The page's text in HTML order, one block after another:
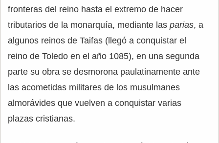
fronteras del reino hasta el extremo de hacer
tributarios de la monarquía, mediante las parias, a
algunos reinos de Taifas (llegó a conquistar el
reino de Toledo en el año 1085), en una segunda
parte su obra se desmorona paulatinamente ante
las acometidas militares de los musulmanes
almorávides que vuelven a conquistar varias
plazas cristianas.